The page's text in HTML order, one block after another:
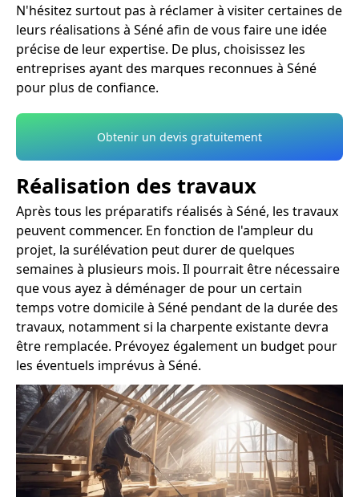
N'hésitez surtout pas à réclamer à visiter certaines de
leurs réalisations à Séné afin de vous faire une idée
précise de leur expertise. De plus, choisissez les
entreprises ayant des marques reconnues à Séné
pour plus de confiance.
Obtenir un devis gratuitement
Réalisation des travaux
Après tous les préparatifs réalisés à Séné, les travaux
peuvent commencer. En fonction de l'ampleur du
projet, la surélévation peut durer de quelques
semaines à plusieurs mois. Il pourrait être nécessaire
que vous ayez à déménager de pour un certain
temps votre domicile à Séné pendant de la durée des
travaux, notamment si la charpente existante devra
être remplacée. Prévoyez également un budget pour
les éventuels imprévus à Séné.